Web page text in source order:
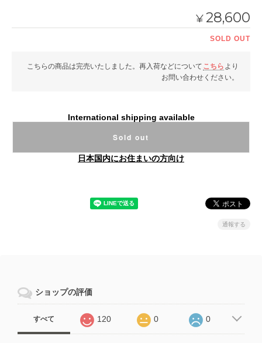
¥28,600
SOLD OUT
こちらの商品は完売いたしました。再入荷などについて こちら より
お問い合わせください。
International shipping available
Sold out
日本国内にお住まいの方向け
通報する
ショップの評価
すべて 120 0 0